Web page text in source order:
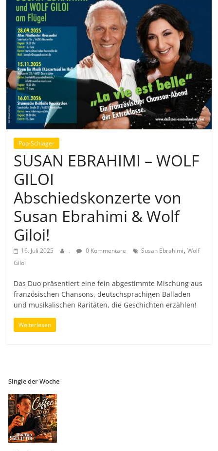
Pop-Schlager
SUSAN EBRAHIMI – WOLF
GILOI
Abschiedskonzerte von
Susan Ebrahimi & Wolf
Giloi!
16. Juli 2025 . 0 Kommentare Susan Ebrahimi,Wolf
Giloi
Das Duo präsentiert eine fein abgestimmte Mischung aus
französischen Chansons, deutschsprachigen Balladen
und musikalischen Raritäten, die Geschichten erzählen!
Weiterlesen
Single der Woche